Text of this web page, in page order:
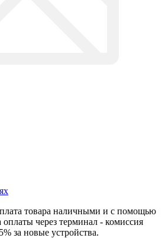
товара наличными и с помощью
через терминал - комиссия
за новые устройства.